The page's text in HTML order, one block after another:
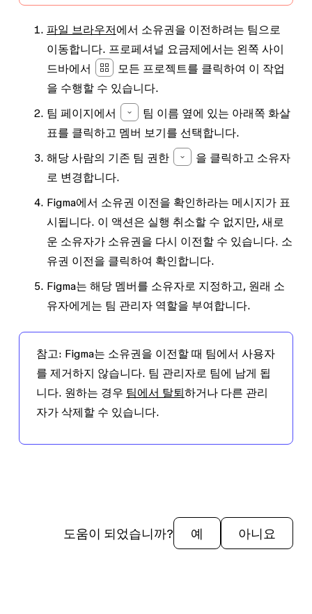
파일 브라우저에서 소유권을 이전하려는 팀으로
이동합니다. 프로페셔널 요금제에서는 왼쪽 사이
드바에서
모든 프로젝트를 클릭하여 이 작업
을 수행할 수 있습니다.
팀 페이지에서
팀 이름 옆에 있는 아래쪽 화살
표를 클릭하고 멤버 보기를 선택합니다.
해당 사람의 기존 팀 권한 을 클릭하고 소유자
로 변경합니다.
Figma에서 소유권 이전을 확인하라는 메시지가 표
시됩니다. 이 액션은 실행 취소할 수 없지만, 새로
운 소유자가 소유권을 다시 이전할 수 있습니다. 소
유권 이전을 클릭하여 확인합니다.
Figma는 해당 멤버를 소유자로 지정하고, 원래 소
유자에게는 팀 관리자 역할을 부여합니다.
참고: Figma는 소유권을 이전할 때 팀에서 사용자
를 제거하지 않습니다. 팀 관리자로 팀에 남게 됩
니다. 원하는 경우 팀에서 탈퇴하거나 다른 관리
자가 삭제할 수 있습니다.
도움이 되었습니까? 예 아니요